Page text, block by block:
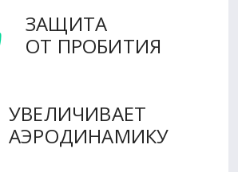
ЗАЩИТА
ОТ ПРОБИТИЯ
УВЕЛИЧИВАЕТ
АЭРОДИНАМИКУ